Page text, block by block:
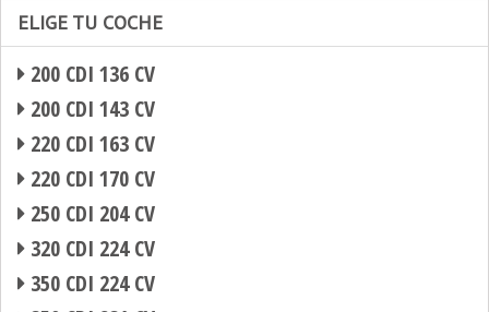
ELIGE TU COCHE
200 CDI 136 CV
200 CDI 143 CV
220 CDI 163 CV
220 CDI 170 CV
250 CDI 204 CV
320 CDI 224 CV
350 CDI 224 CV